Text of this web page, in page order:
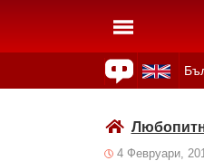
4 Февруари,